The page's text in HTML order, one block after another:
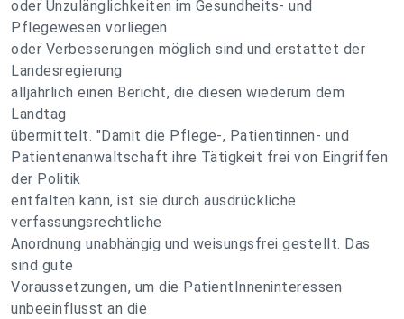
oder Unzulänglichkeiten im Gesundheits- und
Pflegewesen vorliegen
oder Verbesserungen möglich sind und erstattet der
Landesregierung
alljährlich einen Bericht, die diesen wiederum dem
Landtag
übermittelt. "Damit die Pflege-, Patientinnen- und
Patientenanwaltschaft ihre Tätigkeit frei von Eingriffen
der Politik
entfalten kann, ist sie durch ausdrückliche
verfassungsrechtliche
Anordnung unabhängig und weisungsfrei gestellt. Das
sind gute
Voraussetzungen, um die PatientInneninteressen
unbeeinflusst an die